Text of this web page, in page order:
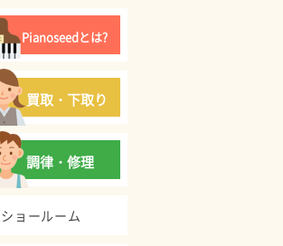
Pianoseedとは?
買取・下取り
調律・修理
ショールーム